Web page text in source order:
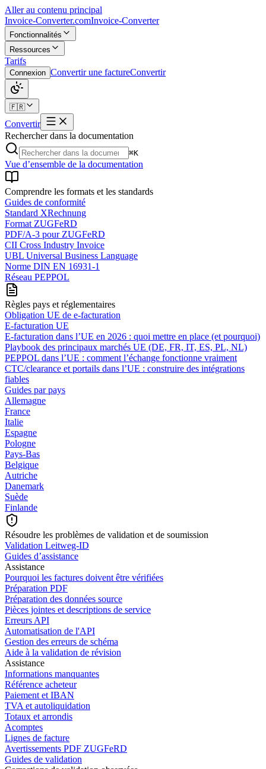
Aller au contenu principal
Invoice-Converter.comInvoice-Converter
Fonctionnalités
Ressources
Tarifs
Connexion Convertir une factureConvertir
🇫🇷
Convertir
Rechercher dans la documentation
⌘K
Vue d’ensemble de la documentation
Comprendre les formats et les standards
Guides de conformité
Standard XRechnung
Format ZUGFeRD
PDF/A-3 pour ZUGFeRD
CII Cross Industry Invoice
UBL Universal Business Language
Norme DIN EN 16931-1
Réseau PEPPOL
Règles pays et réglementaires
Obligation UE de e-facturation
E-facturation UE
E‑facturation dans l’UE en 2026 : quoi mettre en place (et pourquoi)
Playbook des principaux marchés UE (DE, FR, IT, ES, PL, NL)
PEPPOL dans l’UE : comment l’échange fonctionne vraiment
CTC/clearance et portails dans l’UE : construire des intégrations
fiables
Guides par pays
Allemagne
France
Italie
Espagne
Pologne
Pays-Bas
Belgique
Autriche
Danemark
Suède
Finlande
Résoudre les problèmes de validation et de soumission
Validation Leitweg-ID
Guides d’assistance
Assistance
Pourquoi les factures doivent être vérifiées
Préparation PDF
Préparation des données source
Pièces jointes et descriptions de service
Erreurs API
Automatisation de l'API
Gestion des erreurs de schéma
Aide à la validation de révision
Assistance
Informations manquantes
Référence acheteur
Paiement et IBAN
TVA et autoliquidation
Totaux et arrondis
Acomptes
Lignes de facture
Avertissements PDF ZUGFeRD
Guides de validation